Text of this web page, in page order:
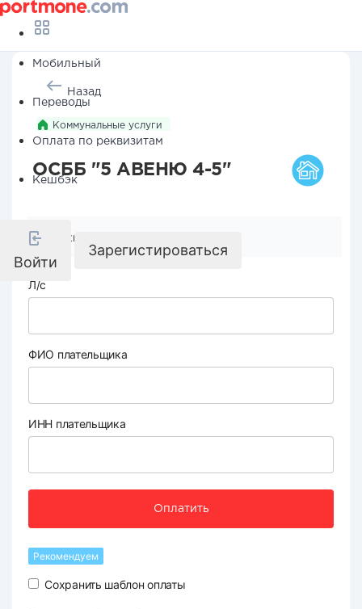
Мобильный
Переводы
Оплата по реквизитам
Кешбэк
Войти
Зарегистироваться
Назад
Коммунальные услуги
ОСББ "5 АВЕНЮ 4-5"
Реквизиты компании
Л/с
ФИО плательщика
ИНН плательщика
Оплатить
Рекомендуем
Сохранить шаблон оплаты